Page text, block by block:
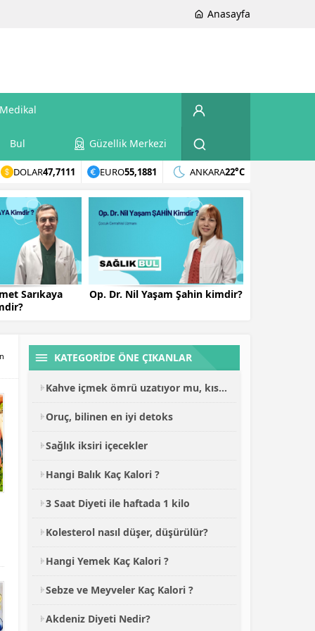
Anasayfa
Medikal
Bul Güzellik Merkezi
DOLAR47,7111 EURO55,1881 ANKARA22°C
Sarıkaya
Op. Dr. Nil Yaşam Şahin kimdir?
KATEGORİDE ÖNE ÇIKANLAR
Kahve içmek ömrü uzatıyor mu, kısaltıyor mu?
Oruç, bilinen en iyi detoks
Sağlık iksiri içecekler
Hangi Balık Kaç Kalori ?
3 Saat Diyeti ile haftada 1 kilo
Kolesterol nasıl düşer, düşürülür?
Hangi Yemek Kaç Kalori ?
Sebze ve Meyveler Kaç Kalori ?
Akdeniz Diyeti Nedir?